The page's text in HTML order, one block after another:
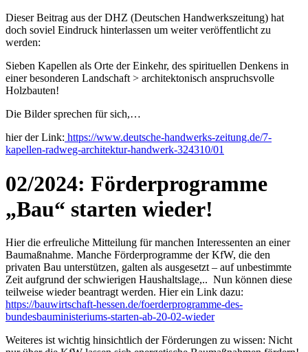
Dieser Beitrag aus der DHZ (Deutschen Handwerkszeitung) hat
doch soviel Eindruck hinterlassen um weiter veröffentlicht zu
werden:
Sieben Kapellen als Orte der Einkehr, des spirituellen Denkens in
einer besonderen Landschaft > architektonisch anspruchsvolle
Holzbauten!
Die Bilder sprechen für sich,…
hier der Link: https://www.deutsche-handwerks-zeitung.de/7-
kapellen-radweg-architektur-handwerk-324310/01
02/2024: Förderprogramme
„Bau“ starten wieder!
Hier die erfreuliche Mitteilung für manchen Interessenten an einer
Baumaßnahme. Manche Förderprogramme der KfW, die den
privaten Bau unterstützen, galten als ausgesetzt – auf unbestimmte
Zeit aufgrund der schwierigen Haushaltslage,.. Nun können diese
teilweise wieder beantragt werden. Hier ein Link dazu:
https://bauwirtschaft-hessen.de/foerderprogramme-des-
bundesbauministeriums-starten-ab-20-02-wieder
Weiteres ist wichtig hinsichtlich der Förderungen zu wissen: Nicht